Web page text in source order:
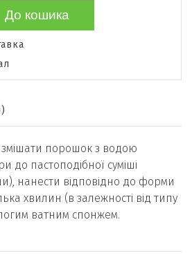
До кошика
змішати порошок з водою
до пастоподібної суміші
нанести відповідно до форми
хвилин (в залежності від типу
ватним спонжем.